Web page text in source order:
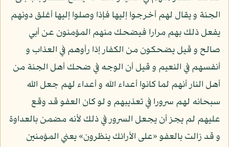
الجنة و يقال لهم أخرجوا إليها فإذا وصلوا إليها أغلق دونهم
يفعل ذلك بهم مرارا فيضحك منهم المؤمنون عن أبي
صالح و قيل يضحكون من الكفار إذا رأوهم في العذاب و
أنفسهم في النعيم و قيل أن الوجه في ضحك أهل الجنة من
أهل النار أنهم لما كانوا أعداء الله و أعداء لهم جعل الله
سبحانه لهم سرورا في تعذيبهم و لو كان العفو قد وقع
عليهم لم يجز أن يجعل السرور في ذلك لأنه مضمن بالعداوة
و قد زالت بالعفو «على الأرائك ينظرون» يعني المؤمنين